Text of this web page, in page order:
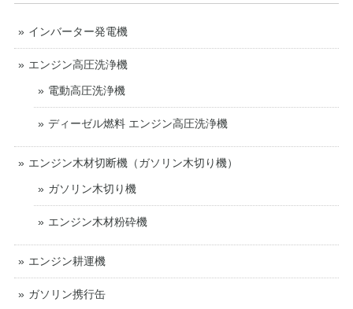
インバーター発電機
エンジン高圧洗浄機
電動高圧洗浄機
ディーゼル燃料 エンジン高圧洗浄機
エンジン木材切断機（ガソリン木切り機）
ガソリン木切り機
エンジン木材粉砕機
エンジン耕運機
ガソリン携行缶